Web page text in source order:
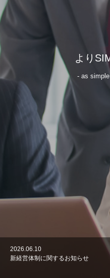
より
- as
2026.06.10
新経営体制に関するお知らせ
2026.06.10
本社移転のお知らせ
2026.04.13
新経営体制に関するお知らせ
2025.08.22
Simple株式会社が保育士のための “
2024.11.19
＜メディア掲載＞「新しい働き方と